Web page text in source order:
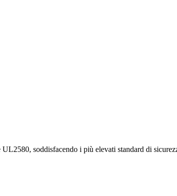
soddisfacendo i più elevati standard di